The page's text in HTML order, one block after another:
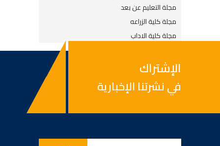
مجلة التعليم عن بعد
مجلة كلية الزراعه
مجلة كلية الاداب
الإشتراك
في نشرتنا الإخبارية